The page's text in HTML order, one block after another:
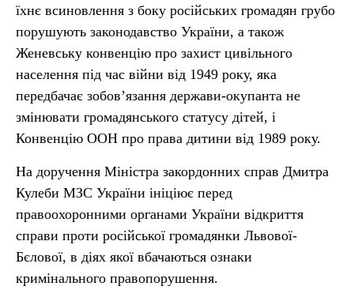
їхнє всиновлення з боку російських громадян грубо
порушують законодавство України, а також
Женевську конвенцію про захист цивільного
населення під час війни від 1949 року, яка
передбачає зобов’язання держави-окупанта не
змінювати громадянського статусу дітей, і
Конвенцію ООН про права дитини від 1989 року.
На доручення Міністра закордонних справ Дмитра
Кулеби МЗС України ініціює перед
правоохоронними органами України відкриття
справи проти російської громадянки Львової-
Бєлової, в діях якої вбачаються ознаки
кримінального правопорушення.